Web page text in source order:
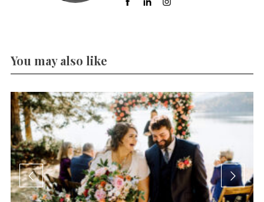
You may also like